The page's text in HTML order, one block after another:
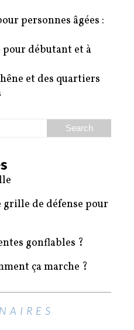
personnes âgées :
débutant et à
et des quartiers
de défense pour
gonflables ?
ça marche ?